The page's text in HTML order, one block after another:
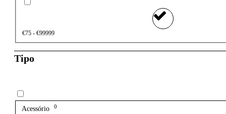
€75 - €99999
Tipo
Acessório 0